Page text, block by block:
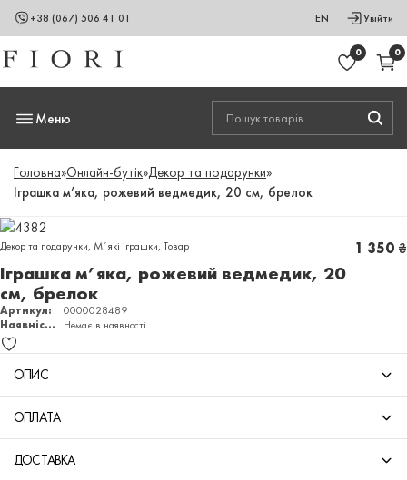
+38 (067) 506 41 01 EN Увійти
0 0
Меню
Головна»Онлайн-бутік»Декор та подарунки»
Іграшка м’яка, рожевий ведмедик, 20 см, брелок
Декор та подарунки, Мʼякі іграшки, Товар
Іграшка м’яка, рожевий ведмедик, 20
см, брелок
1 350 ₴
Артикул:
0000028489
Наявність:
Немає в наявності
ОПИС
ОПЛАТА
ДОСТАВКА